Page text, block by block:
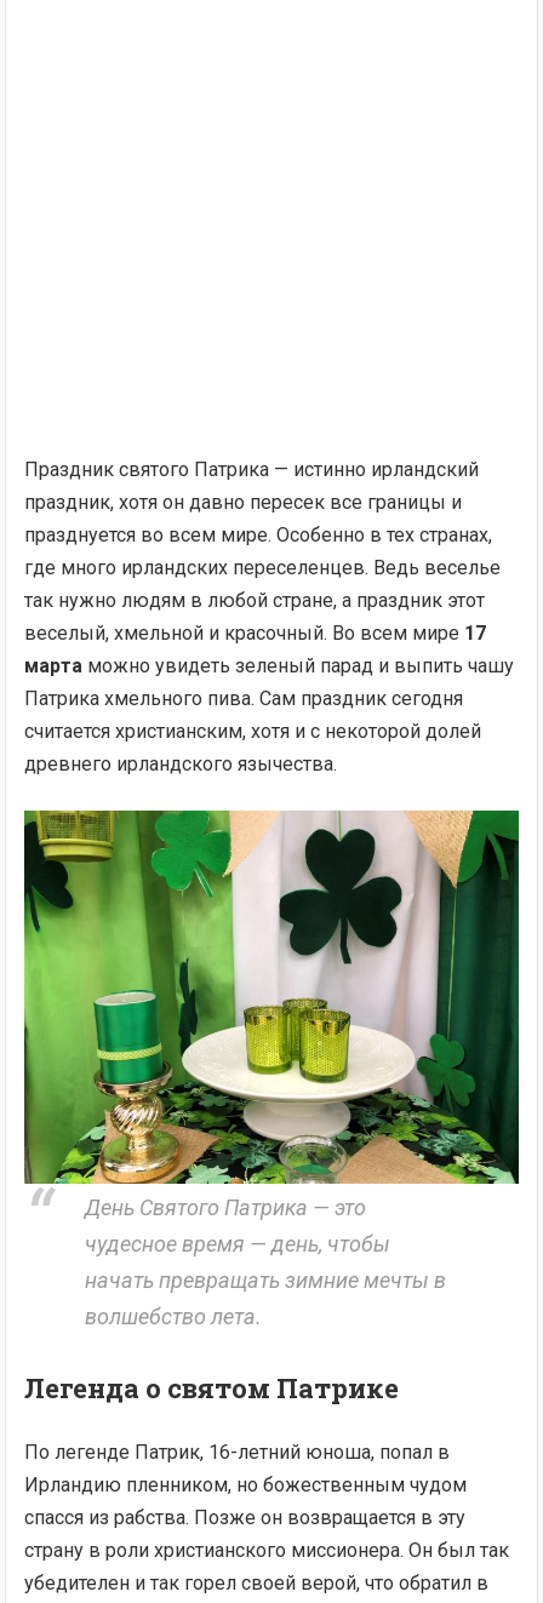
Праздник святого Патрика — истинно ирландский
праздник, хотя он давно пересек все границы и
празднуется во всем мире. Особенно в тех странах,
где много ирландских переселенцев. Ведь веселье
так нужно людям в любой стране, а праздник этот
веселый, хмельной и красочный. Во всем мире 17
марта можно увидеть зеленый парад и выпить чашу
Патрика хмельного пива. Сам праздник сегодня
считается христианским, хотя и с некоторой долей
древнего ирландского язычества.
День Святого Патрика — это
чудесное время — день, чтобы
начать превращать зимние мечты в
волшебство лета.
Легенда о святом Патрике
По легенде Патрик, 16-летний юноша, попал в
Ирландию пленником, но божественным чудом
спасся из рабства. Позже он возвращается в эту
страну в роли христианского миссионера. Он был так
убедителен и так горел своей верой, что обратил в